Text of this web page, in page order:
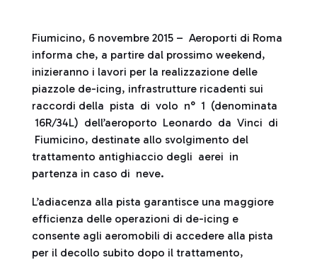
Fiumicino, 6 novembre 2015 – Aeroporti di Roma
informa che, a partire dal prossimo weekend,
inizieranno i lavori per la realizzazione delle
piazzole de-icing, infrastrutture ricadenti sui
raccordi della pista di volo n° 1 (denominata
16R/34L) dell’aeroporto Leonardo da Vinci di
Fiumicino, destinate allo svolgimento del
trattamento antighiaccio degli aerei in
partenza in caso di neve.
L’adiacenza alla pista garantisce una maggiore
efficienza delle operazioni di de-icing e
consente agli aeromobili di accedere alla pista
per il decollo subito dopo il trattamento,